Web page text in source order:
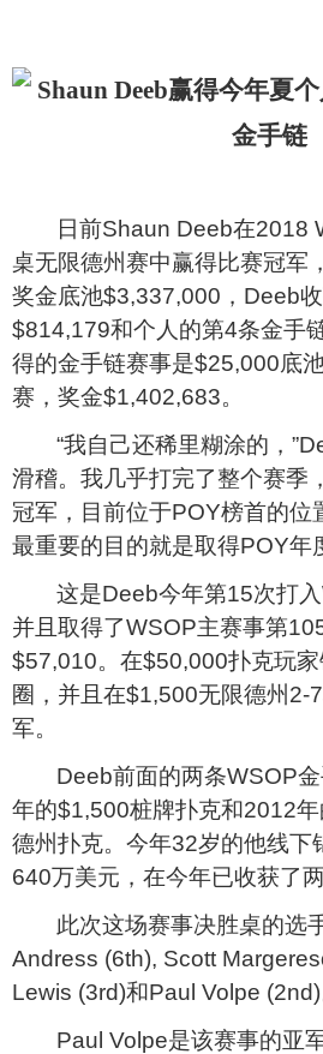
日前Shaun Deeb在2018
桌无限德州赛中赢得比赛冠军
奖金底池$3,337,000，Deeb
$814,179和个人的第4条金手
得的金手链赛事是$25,000底
赛，奖金$1,402,683。
“我自己还稀里糊涂的，
滑稽。我几乎打完了整个赛季
冠军，目前位于POY榜首的位
最重要的目的就是取得POY年
这是Deeb今年第15次打
并且取得了WSOP主赛事第
$57,010。在$50,000扑克玩
圈，并且在$1,500无限德州2-
军。
Deeb前面的两条WSOP
年的$1,500桩牌扑克和2012
德州扑克。今年32岁的他线下
640万美元，在今年已收获了
此次这场赛事决胜桌的选
Andress (6th), Scott
Lewis (3rd)和Paul Volpe (2nd)
Paul Volpe是该赛事的亚